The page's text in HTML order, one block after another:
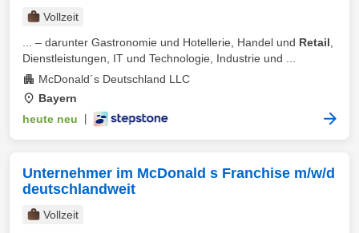
Vollzeit
... – darunter Gastronomie und Hotellerie, Handel und Retail
Dienstleistungen, IT und Technologie, Industrie und ...
McDonald´s Deutschland LLC
Bayern
heute neu
Unternehmer im McDonald s Franchise m/w/d
deutschlandweit
Vollzeit